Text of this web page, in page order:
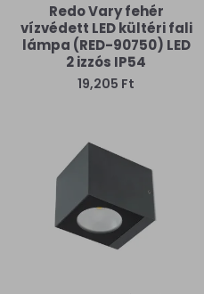
Redo Vary fehér
vízvédett LED kültéri fali
lámpa (RED-90750) LED
2 izzós IP54
19,205 Ft